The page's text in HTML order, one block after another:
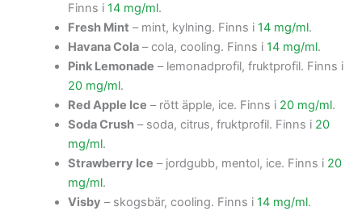
Finns i 14 mg/ml.
Fresh Mint – mint, kylning. Finns i 14 mg/ml.
Havana Cola– cola, cooling. Finns i 14 mg/ml.
Pink Lemonade – lemonadprofil, fruktprofil. Finns i
20 mg/ml.
Red Apple Ice – rött äpple, ice. Finns i 20 mg/ml.
Soda Crush– soda, citrus, fruktprofil. Finns i 20
mg/ml.
Strawberry Ice – jordgubb, mentol, ice. Finns i 20
mg/ml.
Visby – skogsbär, cooling. Finns i 14 mg/ml.